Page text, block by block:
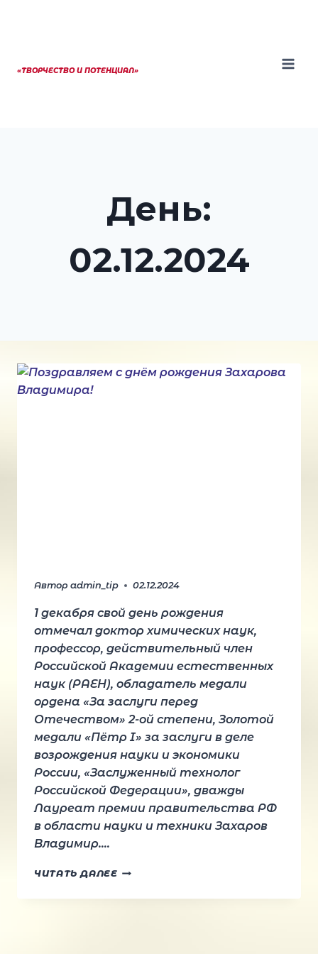
«ТВОРЧЕСТВО И ПОТЕНЦИАЛ»
День:
02.12.2024
Автор admin_tip 02.12.2024
1 декабря свой день рождения
отмечал доктор химических наук,
профессор, действительный член
Российской Академии естественных
наук (РАЕН), обладатель медали
ордена «За заслуги перед
Отечеством» 2-ой степени, Золотой
медали «Пётр I» за заслуги в деле
возрождения науки и экономики
России, «Заслуженный технолог
Российской Федерации», дважды
Лауреат премии правительства РФ
в области науки и техники Захаров
Владимир….
ЧИТАТЬ ДАЛЕЕПОЗДРАВЛЯЕМ
ДНЁМ